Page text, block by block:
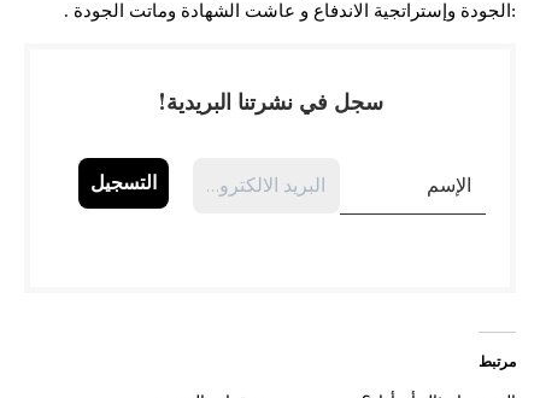
: الجودة وإستراتجية الاندفاع و عاشت الشهادة وماتت الجودة .
سجل في نشرتنا البريدية!
مرتبط